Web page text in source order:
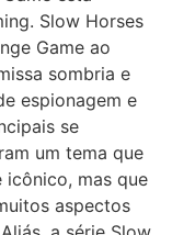
Slow Horses
Game ao
sombria e
espionagem e
se
um tema que
icônico, mas que
aspectos